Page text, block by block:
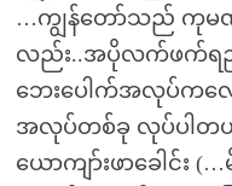
…ကျွန်တော်သည် ကုမ
လည်း..အပိုလက်ဖက်ရည်
ဘေးပေါက်အလုပ်က
အလုပ်တစ်ခု လုပ်ပါတ
ယောကျာ်းဖာခေါင်